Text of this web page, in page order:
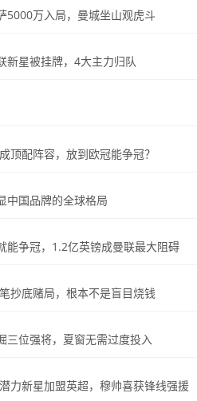
5000万入局，曼城坐山观虎斗
新星被挂牌，4大主力归队
顶配阵容，放到欧冠能争冠？
中国品牌的全球格局
能争冠，1.2亿英镑成曼联最大阻碍
抄底赌局，根本不是盲目烧钱
三位强将，夏窗无需过度投入
力新星加盟英超，穆帅喜获锋线强援